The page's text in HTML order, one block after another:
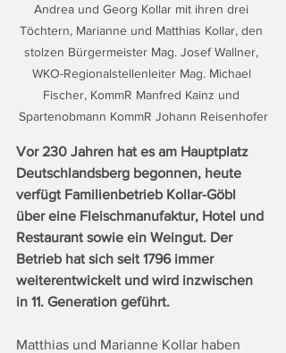
Andrea und Georg Kollar mit ihren drei
Töchtern, Marianne und Matthias Kollar, den
stolzen Bürgermeister Mag. Josef Wallner,
WKO-Regionalstellenleiter Mag. Michael
Fischer, KommR Manfred Kainz und
Spartenobmann KommR Johann Reisenhofer
Vor 230 Jahren hat es am Hauptplatz
Deutschlandsberg begonnen, heute
verfügt Familienbetrieb Kollar-Göbl
über eine Fleischmanufaktur, Hotel und
Restaurant sowie ein Weingut. Der
Betrieb hat sich seit 1796 immer
weiterentwickelt und wird inzwischen
in 11. Generation geführt.
Matthias und Marianne Kollar haben